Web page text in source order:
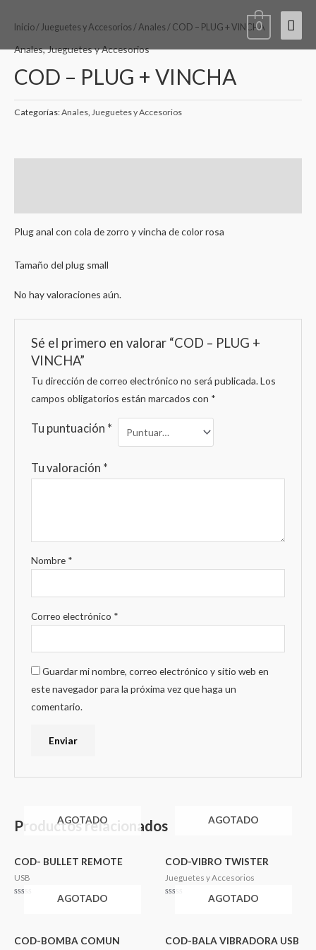
contenido
0
Inicio/Jueguetes y Accesorios /Anales / COD – PLUG + VINCHA
Anales,Jueguetes y Accesorios
COD – PLUG + VINCHA
Categorías:Anales Jueguetes y Accesorios
Plug anal con cola de zorro y vincha de color rosa
Tamaño del plug small
No hay valoraciones aún.
Sé el primero en valorar “COD – PLUG +
VINCHA”
Tu dirección de correo electrónico no será publicada.Los
campos obligatorios están marcados con *
Tu puntuación *
Tu valoración *
Nombre *
Correo electrónico *
Guardar mi nombre, correo electrónico y sitio web en
este navegador para la próxima vez que haga un
comentario.
Productos relacionados
AGOTADO
COD- BULLET REMOTE
USB
AGOTADO
COD-VIBRO TWISTER
Jueguetes y Accesorios
AGOTADO
COD-BOMBA COMUN
AGOTADO
COD-BALA VIBRADORA USB